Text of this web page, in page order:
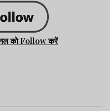
को Follow करें